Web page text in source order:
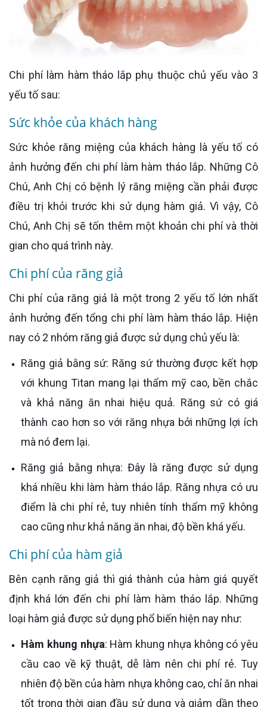
Chi phí làm hàm tháo lắp phụ thuộc chủ yếu vào 3
yếu tố sau:
Sức khỏe của khách hàng
Sức khỏe răng miệng của khách hàng là yếu tố có
ảnh hưởng đến chi phí làm hàm tháo lắp. Những Cô
Chú, Anh Chị có bệnh lý răng miệng cần phải được
điều trị khỏi trước khi sử dụng hàm giả. Vì vậy, Cô
Chú, Anh Chị sẽ tốn thêm một khoản chi phí và thời
gian cho quá trình này.
Chi phí của răng giả
Chi phí của răng giả là một trong 2 yếu tố lớn nhất
ảnh hưởng đến tổng chi phí làm hàm tháo lắp. Hiện
nay có 2 nhóm răng giả được sử dụng chủ yếu là:
Răng giả bằng sứ: Răng sứ thường được kết hợp
với khung Titan mang lại thẩm mỹ cao, bền chắc
và khả năng ăn nhai hiệu quả. Răng sứ có giá
thành cao hơn so với răng nhựa bởi những lợi ích
mà nó đem lại.
Răng giả bằng nhựa: Đây là răng được sử dụng
khá nhiều khi làm hàm tháo lắp. Răng nhựa có ưu
điểm là chi phí rẻ, tuy nhiên tính thẩm mỹ không
cao cũng như khả năng ăn nhai, độ bền khá yếu.
Chi phí của hàm giả
Bên cạnh răng giả thì giá thành của hàm giá quyết
định khá lớn đến chi phí làm hàm tháo lắp. Những
loại hàm giả được sử dụng phổ biến hiện nay như:
Hàm khung nhựa: Hàm khung nhựa không có yêu
cầu cao về kỹ thuật, dễ làm nên chi phí rẻ. Tuy
nhiên độ bền của hàm nhựa không cao, chỉ ăn nhai
tốt trong thời gian đầu sử dụng và giảm dần theo